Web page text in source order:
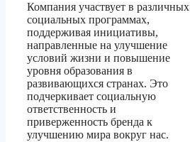
Компания участвует в различных
социальных программах,
поддерживая инициативы,
направленные на улучшение
условий жизни и повышение
уровня образования в
развивающихся странах. Это
подчеркивает социальную
ответственность и
приверженность бренда к
улучшению мира вокруг нас.